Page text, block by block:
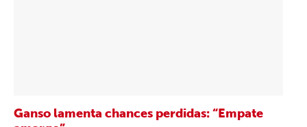
Ganso lamenta chances perdidas: “Empate